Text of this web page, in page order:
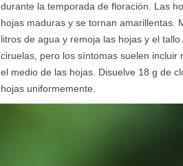
durante la temporada de floración. Las
hojas maduras y se tornan amarillentas.
litros de agua y remoja las hojas y el
ciruelas, pero los síntomas suelen
el medio de las hojas. Disuelve 18 g de
hojas uniformemente.